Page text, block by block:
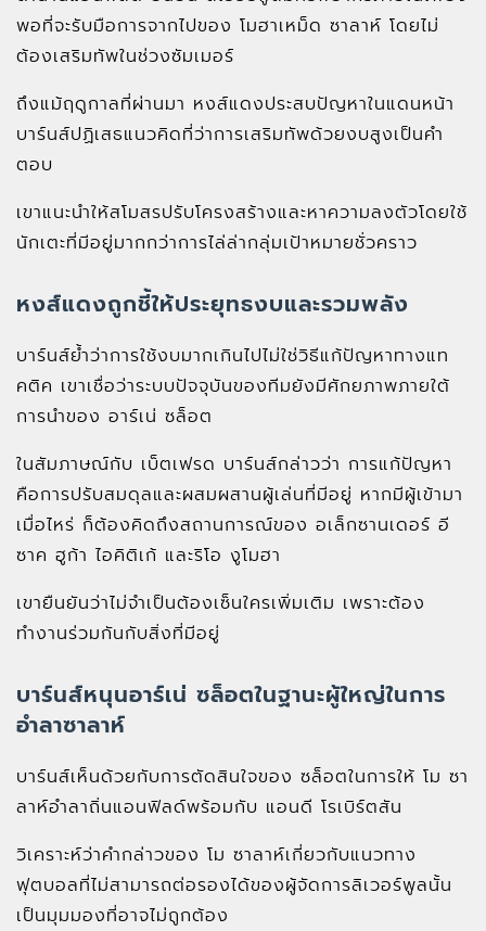
พอที่จะรับมือการจากไปของ โมฮาเหม็ด ซาลาห์ โดยไม่
ต้องเสริมทัพในช่วงซัมเมอร์
ถึงแม้ฤดูกาลที่ผ่านมา หงส์แดงประสบปัญหาในแดนหน้า
บาร์นส์ปฏิเสธแนวคิดที่ว่าการเสริมทัพด้วยงบสูงเป็นคำ
ตอบ
เขาแนะนำให้สโมสรปรับโครงสร้างและหาความลงตัวโดยใช้
นักเตะที่มีอยู่มากกว่าการไล่ล่ากลุ่มเป้าหมายชั่วคราว
หงส์แดงถูกชี้ให้ประยุทธงบและรวมพลัง
บาร์นส์ย้ำว่าการใช้งบมากเกินไปไม่ใช่วิธีแก้ปัญหาทางแท
คติค เขาเชื่อว่าระบบปัจจุบันของทีมยังมีศักยภาพภายใต้
การนำของ อาร์เน่ ซล็อต
ในสัมภาษณ์กับ เบ็ตเฟรด บาร์นส์กล่าวว่า การแก้ปัญหา
คือการปรับสมดุลและผสมผสานผู้เล่นที่มีอยู่ หากมีผู้เข้ามา
เมื่อไหร่ ก็ต้องคิดถึงสถานการณ์ของ อเล็กซานเดอร์ อี
ซาค ฮูก้า ไอคิติเก้ และริโอ งูโมฮา
เขายืนยันว่าไม่จำเป็นต้องเซ็นใครเพิ่มเติม เพราะต้อง
ทำงานร่วมกันกับสิ่งที่มีอยู่
บาร์นส์หนุนอาร์เน่ ซล็อตในฐานะผู้ใหญ่ในการ
อำลาซาลาห์
บาร์นส์เห็นด้วยกับการตัดสินใจของ ซล็อตในการให้ โม ซา
ลาห์อำลาถิ่นแอนฟิลด์พร้อมกับ แอนดี โรเบิร์ตสัน
วิเคราะห์ว่าคำกล่าวของ โม ซาลาห์เกี่ยวกับแนวทาง
ฟุตบอลที่ไม่สามารถต่อรองได้ของผู้จัดการลิเวอร์พูลนั้น
เป็นมุมมองที่อาจไม่ถูกต้อง